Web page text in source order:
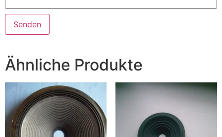
Ähnliche Produkte